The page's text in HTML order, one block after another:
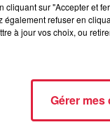
?
superbes cadeaux :
jeux concours et
diffusés à l’antenne et
cliquant sur "Accepter et
également refuser en
à jour vos choix, ou
Gérer mes